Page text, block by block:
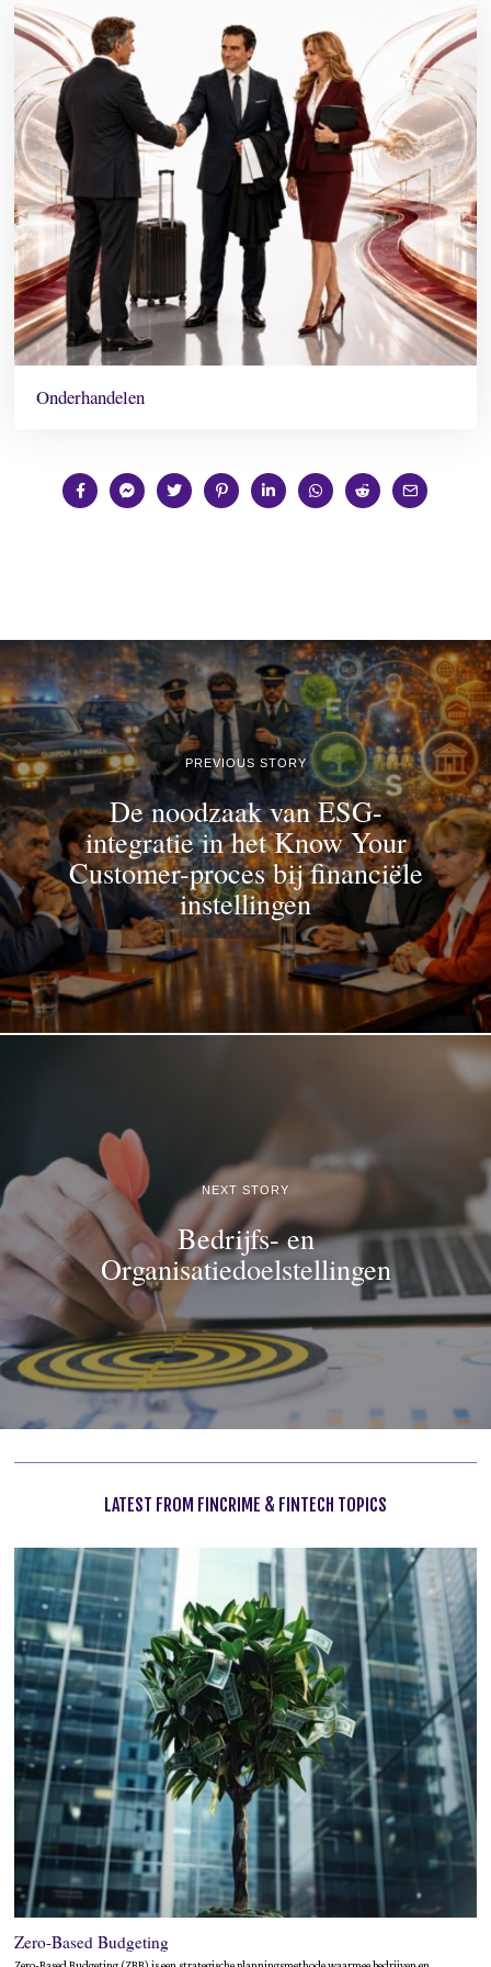
Onderhandelen
PREVIOUS STORY
De noodzaak van ESG-
integratie in het Know Your
Customer-proces bij financiële
instellingen
NEXT STORY
Bedrijfs- en
Organisatiedoelstellingen
LATEST FROM FINCRIME & FINTECH TOPICS
Zero-Based Budgeting